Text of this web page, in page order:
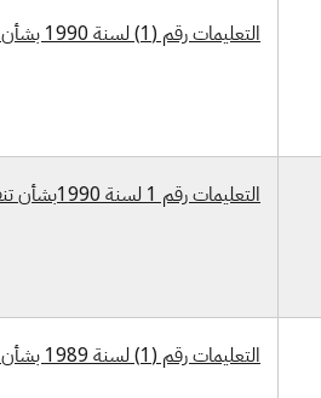
التعليمات رقم (1) لسنة 1990 بشأن تسهيل تنفيذ قانون المركز القومي للحاسبات الإلكترونية رقم 1972/100
التعليمات رقم 1 لسنة 1990بشأن تنفيذ قانون براءات الاختراع والنماذج الصناعية رقم 65 لسنة 1970
التعليمات رقم (1) لسنة 1989 بشأن تشكيلات المركز القومي للحاسبات الإلكترونية